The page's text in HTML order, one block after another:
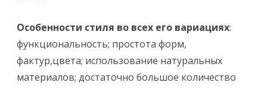
Особенности стиля во всех его вариациях:
функциональность; простота форм,
фактур,цвета; использование натуральных
материалов; достаточно большое количество